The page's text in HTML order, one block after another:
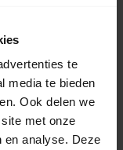
te
media te bieden
Ook delen we
met onze
en analyse. Deze
no odour (1),